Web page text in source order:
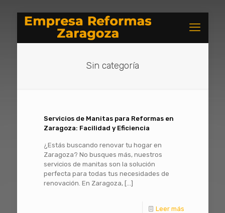
Sin categoría
Servicios de Manitas para Reformas en
Zaragoza: Facilidad y Eficiencia
¿Estás buscando renovar tu hogar en
Zaragoza? No busques más, nuestros
servicios de manitas son la solución
perfecta para todas tus necesidades de
renovación. En Zaragoza,[…]
Leer más